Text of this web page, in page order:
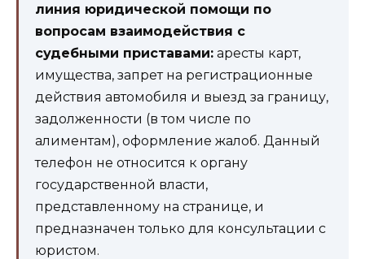
линия юридической помощи по
вопросам взаимодействия с
судебными приставами: аресты карт,
имущества, запрет на регистрационные
действия автомобиля и выезд за границу,
задолженности (в том числе по
алиментам), оформление жалоб. Данный
телефон не относится к органу
государственной власти,
представленному на странице, и
предназначен только для консультации с
юристом.